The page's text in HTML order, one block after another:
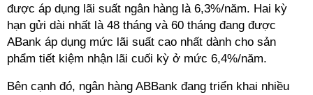
được áp dụng lãi suất ngân hàng là 6,3%/năm. Hai kỳ
hạn gửi dài nhất là 48 tháng và 60 tháng đang được
ABank áp dụng mức lãi suất cao nhất dành cho sản
phẩm tiết kiệm nhận lãi cuối kỳ ở mức 6,4%/năm.
Bên cạnh đó, ngân hàng ABBank đang triển khai nhiều